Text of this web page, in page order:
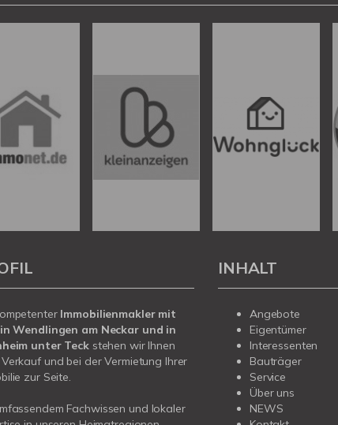
Immobilienmakler mit
Wendlingen am Neckar und in
unter Teck stehen wir Ihnen
Verkauf und bei der Vermietung Ihrer
zur Seite.
Fachwissen und lokaler
INHALT
Angebote
Eigentümer
Interessenten
Bauträger
Service
Über uns
NEWS